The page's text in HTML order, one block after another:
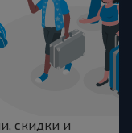
скидки и